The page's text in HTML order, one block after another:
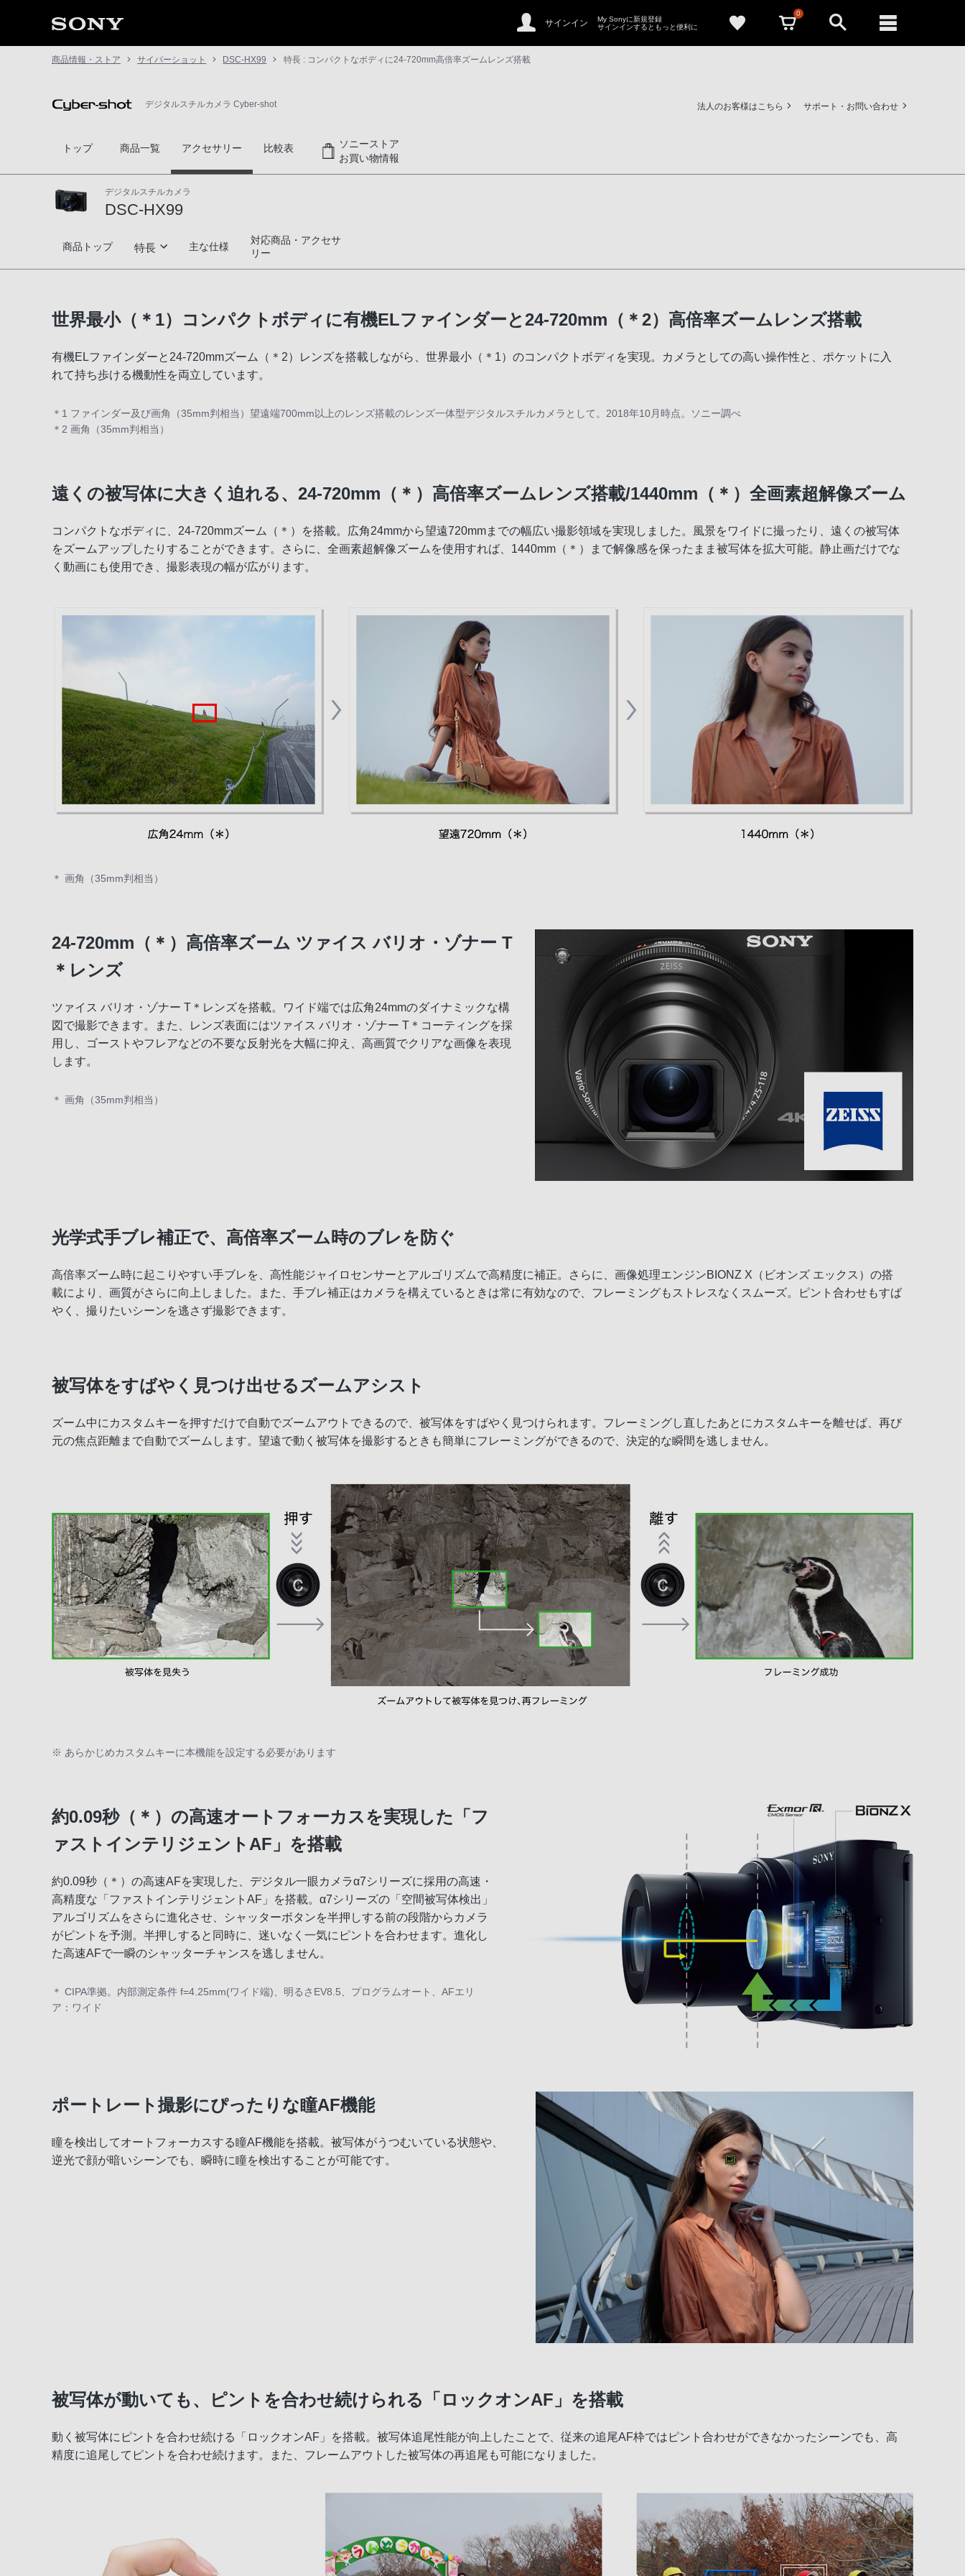
サインイン
My Sonyに新規登録
サインインするともっと便利に
0
商品情報・ストア サイバーショット DSC-HX99 特長 : コンパクトなボディに24-720mm高倍率ズームレンズ搭載
デジタルスチルカメラ Cyber-shot 法人のお客様はこちら サポート・お問い合わせ
トップ 商品一覧 アクセサリー 比較表
ソニーストア
お買い物情報
デジタルスチルカメラ
DSC-HX99
DSC-HX99
商品トップ 特長
本格撮影機能を搭載
暗いシーンでも鮮やかに撮影
180度可動式液晶モニター＆Wi-Fi（R）・NFC機能
デザイン＆アクセサリー
主な仕様
対応商品・アクセサ
リー
世界最小（＊1）コンパクトボディに有機ELファインダーと24-720mm（＊2）高倍率ズームレンズ搭載
有機ELファインダーと24-720mmズーム（＊2）レンズを搭載しながら、世界最小（＊1）のコンパクトボディを実現。カメラとしての高い操作性と、ポケットに入
れて持ち歩ける機動性を両立しています。
＊1 ファインダー及び画角（35mm判相当）望遠端700mm以上のレンズ搭載のレンズ一体型デジタルスチルカメラとして。2018年10月時点。ソニー調べ
＊2 画角（35mm判相当）
遠くの被写体に大きく迫れる、24-720mm（＊）高倍率ズームレンズ搭載/1440mm（＊）全画素超解像ズーム
コンパクトなボディに、24-720mmズーム（＊）を搭載。広角24mmから望遠720mmまでの幅広い撮影領域を実現しました。風景をワイドに撮ったり、遠くの被写体
をズームアップしたりすることができます。さらに、全画素超解像ズームを使用すれば、1440mm（＊）まで解像感を保ったまま被写体を拡大可能。静止画だけでな
く動画にも使用でき、撮影表現の幅が広がります。
＊ 画角（35mm判相当）
24-720mm（＊）高倍率ズーム ツァイス バリオ・ゾナー T
＊レンズ
ツァイス バリオ・ゾナー T＊レンズを搭載。ワイド端では広角24mmのダイナミックな構
図で撮影できます。また、レンズ表面にはツァイス バリオ・ゾナー T＊コーティングを採
用し、ゴーストやフレアなどの不要な反射光を大幅に抑え、高画質でクリアな画像を表現
します。
＊ 画角（35mm判相当）
光学式手ブレ補正で、高倍率ズーム時のブレを防ぐ
高倍率ズーム時に起こりやすい手ブレを、高性能ジャイロセンサーとアルゴリズムで高精度に補正。さらに、画像処理エンジンBIONZ X（ビオンズ エックス）の搭
載により、画質がさらに向上しました。また、手ブレ補正はカメラを構えているときは常に有効なので、フレーミングもストレスなくスムーズ。ピント合わせもすば
やく、撮りたいシーンを逃さず撮影できます。
被写体をすばやく見つけ出せるズームアシスト
ズーム中にカスタムキーを押すだけで自動でズームアウトできるので、被写体をすばやく見つけられます。フレーミングし直したあとにカスタムキーを離せば、再び
元の焦点距離まで自動でズームします。望遠で動く被写体を撮影するときも簡単にフレーミングができるので、決定的な瞬間を逃しません。
※ あらかじめカスタムキーに本機能を設定する必要があります
約0.09秒（＊）の高速オートフォーカスを実現した「フ
ァストインテリジェントAF」を搭載
約0.09秒（＊）の高速AFを実現した、デジタル一眼カメラα7シリーズに採用の高速・
高精度な「ファストインテリジェントAF」を搭載。α7シリーズの「空間被写体検出」
アルゴリズムをさらに進化させ、シャッターボタンを半押しする前の段階からカメラ
がピントを予測。半押しすると同時に、迷いなく一気にピントを合わせます。進化し
た高速AFで一瞬のシャッターチャンスを逃しません。
＊ CIPA準拠。内部測定条件 f=4.25mm(ワイド端)、明るさEV8.5、プログラムオート、AFエリ
ア：ワイド
ポートレート撮影にぴったりな瞳AF機能
瞳を検出してオートフォーカスする瞳AF機能を搭載。被写体がうつむいている状態や、
逆光で顔が暗いシーンでも、瞬時に瞳を検出することが可能です。
被写体が動いても、ピントを合わせ続けられる「ロックオンAF」を搭載
動く被写体にピントを合わせ続ける「ロックオンAF」を搭載。被写体追尾性能が向上したことで、従来の追尾AF枠ではピント合わせができなかったシーンでも、高
精度に追尾してピントを合わせ続けます。また、フレームアウトした被写体の再追尾も可能になりました。